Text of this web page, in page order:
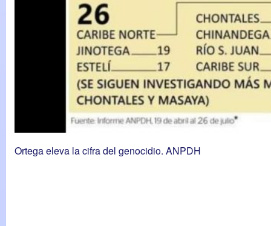
Ortega eleva la cifra del genocidio. ANPDH